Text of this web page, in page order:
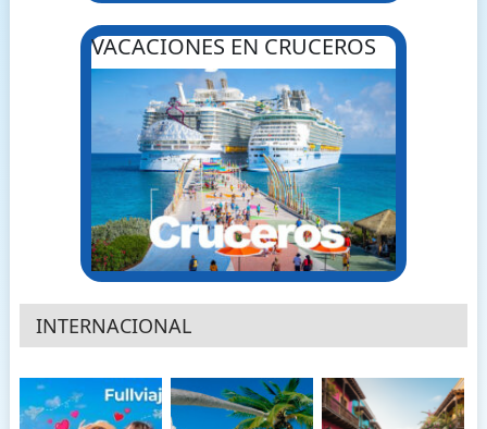
VACACIONES EN CRUCEROS
INTERNACIONAL